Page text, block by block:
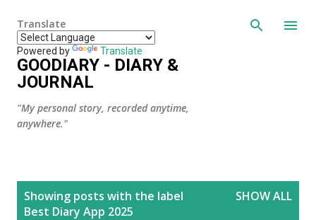
Translate
Powered by Translate
GOODIARY - DIARY &
JOURNAL
"My personal story, recorded anytime,
anywhere."
Showing posts with the label
Best Diary App 2025
SHOW ALL